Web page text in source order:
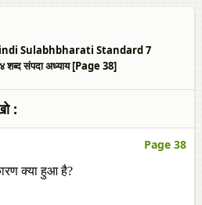
Sulabhbharati Standard 7
संपदा अध्याय [Page 38]
:
Page 38
क्या हुआ है?